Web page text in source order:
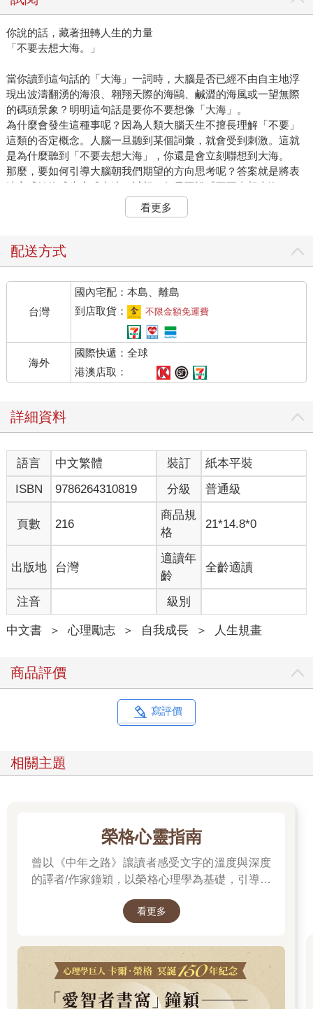
你說的話，藏著扭轉人生的力量
「不要去想大海。」
當你讀到這句話的「大海」一詞時，大腦是否已經不由自主地浮
現出波濤翻湧的海浪、翱翔天際的海鷗、鹹澀的海風或一望無際
的碼頭景象？明明這句話是要你不要想像「大海」。
為什麼會發生這種事呢？因為人類大腦天生不擅長理解「不要」
這類的否定概念。人腦一旦聽到某個詞彙，就會受到刺激。這就
是為什麼聽到「不要去想大海」，你還是會立刻聯想到大海。
那麼，要如何引導大腦朝我們期望的方向思考呢？答案就是將表
達方式轉換成肯定式表達。試想，如果不說「不要去想大海」，
而是說「請想像山嶺」，會發生什麼事呢？那一瞬間，我們的大
腦就會浮現穿透濃綠樹蔭灑落的斑駁陽光、悄然綻放的花朵、潺
有人將這個原理化為武器，那就是滑雪選手們。當滑雪選手以時
穿越重重障礙物，精確沿著指定路線疾馳前進。他們之所以能夠
迅速且精準滑行，全靠「正向語言」。他們絕對不會在心中默唸
「不能撞上障礙物」，因為這種念頭只會讓他們專注於妨礙前行
的障礙物。反之，他們會告訴自己「沿著路線前進」，那一瞬
間，他們眼前就會清晰浮現自己必須前行的路。
同理，你對自己說的話決定了你將看到怎樣的世界，也會影響你
的行為表現。言語中，不僅蘊含化解當前困境的力量，更隱藏足
以扭轉人生的力量。
的樂團，那就是綠洲合唱團（Oasis）。不過，帶領這個樂團的英
國作曲家兼吉他手諾爾．蓋勒格（Noel Thomas David
Gallagher），他的童年歲月卻極為坎坷，小時候長期被父親家
暴，曾被毆打到昏迷不醒，連鼻子都斷了兩次。也許正是因為這
樣的成長環境，少年諾爾成了問題學生。雪上加霜的是，約莫十
五歲時，他還被學校開除。為了養活自己，不到二十歲就輾轉於
麵包店、洗衣店、工地等地方，到處打工。
這樣的他是怎麼成為舉世矚目的音樂巨星呢？當電視節目的主持
人詢問他成功的祕訣時，他回答道：
我始終相信人生是美好的。每天早上睜開眼睛，我都會對自己
說：「今天心情太棒了！說不定會有好事發生！」
諾爾的人生確實如他所言，朝著樂觀的方向不斷前進。儘管他有
著悲慘又黑暗的童年，但他每天早晨對自己說的那些正向話語，
倘若沒有那些如咒語般反覆唸著的「魔法話語」，他是否還能創
作出那般甜美輕快的旋律？他是否還能從不幸中拯救自己，並贏
如果你也想像諾爾一樣讓人生有所轉變，那就先對自己說一句：
「一切都會順利的！」正如這本書所傳達的訊息，本書將透過各
和思維改造自己。透過本書，你將學會建立自信、經營人際關
係、在職場中脫穎而出並致富，還有掌握人生重心並規劃未來的
變。不需要其他技巧或訣竅，只要開口說出正面的話語就事半功
倍。我們的大腦會自然而然地開始用全新的角度審視現實，並主
動尋找出路。在身處絕境的時候，能找到出路的人，正是那些始
終相信必定有活路，並努力尋找的人。
下一頁吧。倘若讀完這本書的你，學會將自己的言語轉化成正向
表達，掌握改變人生的力量，身為作者的我將感到無比欣慰。
「重要的是一顆百折不屈的心。」
二〇〇二年，讓韓國全國人民又哭又笑的美好奇蹟，可以說都始
看更多
配送方式
台灣
國內宅配：本島、離島
到店取貨：
不限金額免運費
海外
國際快遞：全球
港澳店取：
詳細資料
語言 中文繁體 裝訂
紙本平裝
ISBN
9786264310819 分級 普通級
頁數 216
商品規
格
21*14.8*0
出版地 台灣
適讀年
齡
全齡適讀
注音 級別
中文書 ＞ 心理勵志 ＞ 自我成長 ＞ 人生規畫
商品評價
寫評價
相關主題
榮格心靈指南
曾以《中年之路》讓讀者感受文字的溫度與深度
的譯者/作家鐘穎，以榮格心理學為基礎，引導你
間，你是否忘了真正的自己？文字溫柔卻不逃避
的自己……想知道如何開始這段心靈旅程嗎？
看更多